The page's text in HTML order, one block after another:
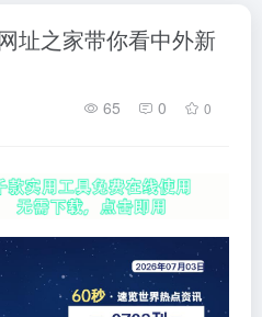
址之家带你看中外新
65 0 0